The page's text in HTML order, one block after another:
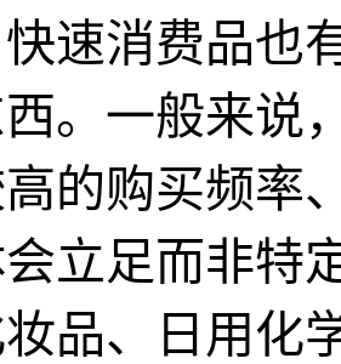
速消费品也
。一般来说
的购买频率
立足而非特
品、日用化